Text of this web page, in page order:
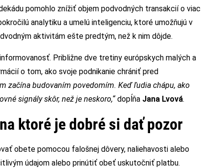
pomohlo znížiť objem podvodných transakcií o viac
analytiku a umelú inteligenciu, ktoré umožňujú v
aktivitám ešte predtým, než k nim dôjde.
Približne dve tretiny európskych malých a
o tom, ako svoje podnikanie chrániť pred
začína budovaním povedomím. Keď ľudia chápu, ako
signály skôr, než je neskoro,“dopĺňa Jana Lvová.
ktoré je dobré si dať pozor
obete pomocou falošnej dôvery, naliehavosti alebo
údajom alebo prinútiť obeť uskutočniť platbu.